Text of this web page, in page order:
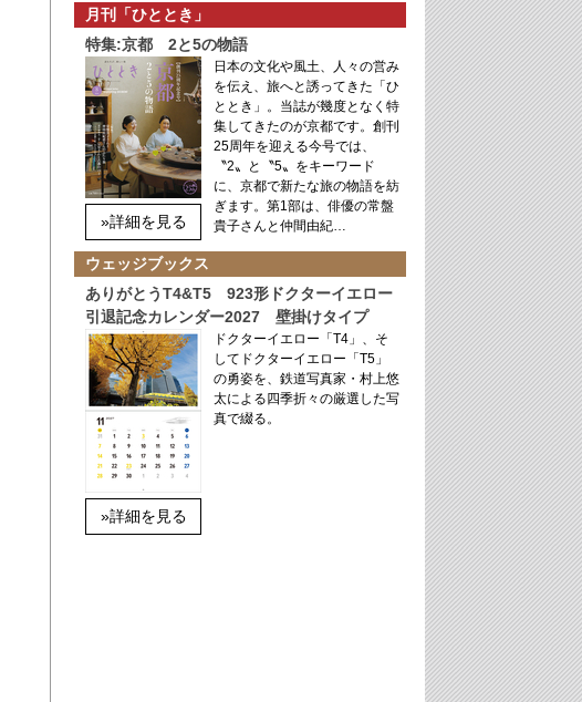
月刊「ひととき」
特集:京都 2と5の物語
»詳細を見る
日本の文化や風土、人々の営み
を伝え、旅へと誘ってきた「ひ
ととき」。当誌が幾度となく特
集してきたのが京都です。創刊
25周年を迎える今号では、
〝2〟と〝5〟をキーワード
に、京都で新たな旅の物語を紡
ぎます。第1部は、俳優の常盤
貴子さんと仲間由紀…
ウェッジブックス
ありがとうT4&T5 923形ドクターイエロー
引退記念カレンダー2027 壁掛けタイプ
»詳細を見る
ドクターイエロー「T4」、そ
してドクターイエロー「T5」
の勇姿を、鉄道写真家・村上悠
太による四季折々の厳選した写
真で綴る。